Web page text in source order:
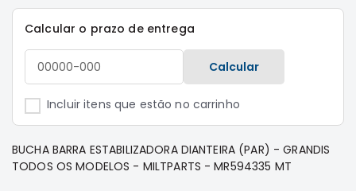
Motor
Freio
Calcular o prazo de entrega
Calcular
Incluir itens que estão no carrinho
BUCHA BARRA ESTABILIZADORA DIANTEIRA (PAR) - GRANDIS
TODOS OS MODELOS - MILTPARTS - MR594335 MT